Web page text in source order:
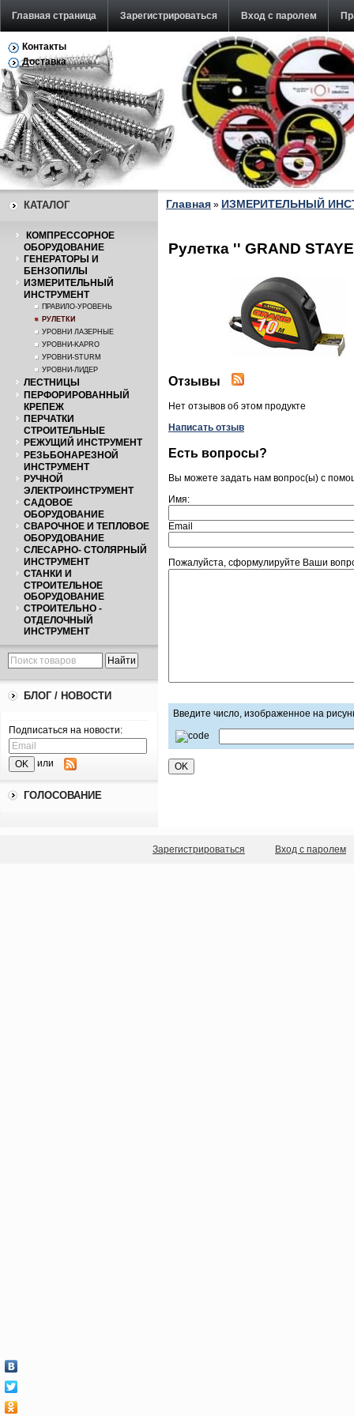
Главная страница Зарегистрироваться Вход с паролем
Обратная связь
Контакты
Доставка
КАТАЛОГ
КОМПРЕССОРНОЕ
ОБОРУДОВАНИЕ
ГЕНЕРАТОРЫ И
БЕНЗОПИЛЫ
ИЗМЕРИТЕЛЬНЫЙ
ИНСТРУМЕНТ
ПРАВИЛО-УРОВЕНЬ
РУЛЕТКИ
УРОВНИ ЛАЗЕРНЫЕ
УРОВНИ-KAPRO
УРОВНИ-STURM
УРОВНИ-ЛИДЕР
ЛЕСТНИЦЫ
ПЕРФОРИРОВАННЫЙ
КРЕПЕЖ
ПЕРЧАТКИ
СТРОИТЕЛЬНЫЕ
РЕЖУЩИЙ ИНСТРУМЕНТ
РЕЗЬБОНАРЕЗНОЙ
ИНСТРУМЕНТ
РУЧНОЙ
ЭЛЕКТРОИНСТРУМЕНТ
САДОВОЕ
ОБОРУДОВАНИЕ
СВАРОЧНОЕ И ТЕПЛОВОЕ
ОБОРУДОВАНИЕ
СЛЕСАРНО- СТОЛЯРНЫЙ
ИНСТРУМЕНТ
СТАНКИ И
СТРОИТЕЛЬНОЕ
ОБОРУДОВАНИЕ
СТРОИТЕЛЬНО -
ОТДЕЛОЧНЫЙ
ИНСТРУМЕНТ
БЛОГ / НОВОСТИ
Подписаться на новости:
или
ГОЛОСОВАНИЕ
Главная » ИЗМЕРИТЕЛЬНЫЙ
Рулетка '' GRAND
Отзывы
Нет отзывов об этом продукте
Написать отзыв
Есть вопросы?
Вы можете задать нам вопрос(ы) с
Имя:
Email
Пожалуйста, сформулируйте Ваши
Введите число, изображенное на
Зарегистрироваться Вход с паролем